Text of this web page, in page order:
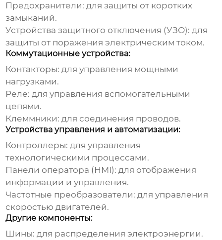
Предохранители: для защиты от коротких
замыканий.
Устройства защитного отключения (УЗО): для
защиты от поражения электрическим током.
Коммутационные устройства:
Контакторы: для управления мощными
нагрузками.
Реле: для управления вспомогательными
цепями.
Клеммники: для соединения проводов.
Устройства управления и автоматизации:
Контроллеры: для управления
технологическими процессами.
Панели оператора (HMI): для отображения
информации и управления.
Частотные преобразователи: для управления
скоростью двигателей.
Другие компоненты:
Шины: для распределения электроэнергии.